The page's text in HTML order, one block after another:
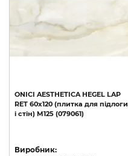
ONICI AESTHETICA HEGEL LAP
RET 60х120 (плитка для підлоги
і стін) M125 (079061)
Виробник: